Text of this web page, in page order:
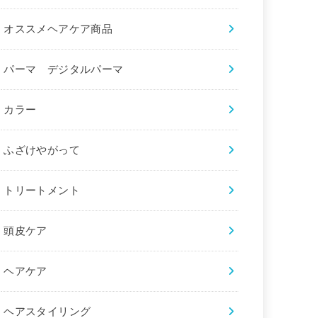
オススメヘアケア商品
パーマ デジタルパーマ
カラー
ふざけやがって
トリートメント
頭皮ケア
ヘアケア
ヘアスタイリング